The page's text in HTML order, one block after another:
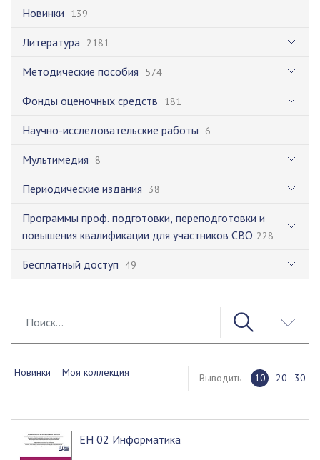
Новинки 139
Литература 2181
Методические пособия 574
Фонды оценочных средств 181
Научно-исследовательские работы 6
Мультимедия 8
Периодические издания 38
Программы проф. подготовки, переподготовки и
повышения квалификации для участников СВО 228
Бесплатный доступ 49
Новинки Моя коллекция Выводить 10 20 30
ЕН 02 Информатика